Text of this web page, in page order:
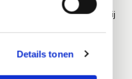
Details tonen
te schaffen. Echter kun je bij
binnen 30 dagen na
ook te verkrijgen bij de
zoals bijvoorbeeld